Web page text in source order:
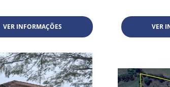
VER INFORMAÇÕES VER